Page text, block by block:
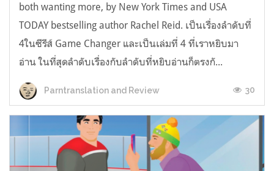
both wanting more, by New York Times and USA
TODAY bestselling author Rachel Reid. เป็นเรื่องลำดับที่
4ในซีรีส์ Game Changer และเป็นเล่มที่ 4 ที่เราหยิบมา
อ่าน ในที่สุดลำดับเรื่องกับลำดับที่หยิบอ่านก็ตรงกั...
Parntranslation and Review 30